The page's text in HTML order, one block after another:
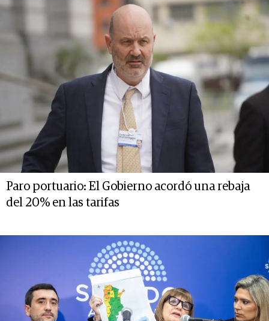
Paro portuario: El Gobierno acordó una rebaja
del 20% en las tarifas